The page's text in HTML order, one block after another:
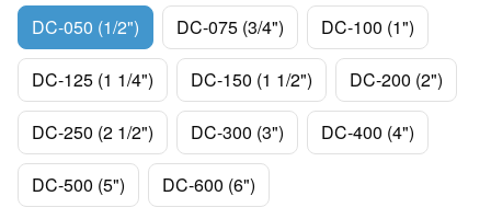
DC-050 (1/2") DC-075 (3/4") DC-100 (1")
DC-125 (1 1/4") DC-150 (1 1/2") DC-200 (2")
DC-250 (2 1/2") DC-300 (3") DC-400 (4")
DC-500 (5") DC-600 (6")